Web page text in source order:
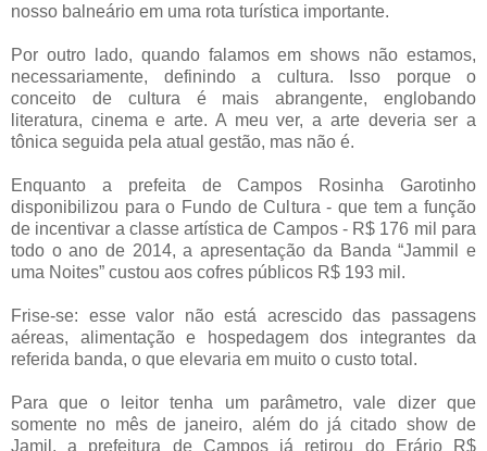
nosso balneário em uma rota turística importante.
Por outro lado, quando falamos em shows não estamos,
necessariamente, definindo a cultura. Isso porque o
conceito de cultura é mais abrangente, englobando
literatura, cinema e arte. A meu ver, a arte deveria ser a
tônica seguida pela atual gestão, mas não é.
Enquanto a prefeita de Campos Rosinha Garotinho
disponibilizou para o Fundo de Cultura - que tem a função
de incentivar a classe artística de Campos - R$ 176 mil para
todo o ano de 2014, a apresentação da Banda “Jammil e
uma Noites” custou aos cofres públicos R$ 193 mil.
Frise-se: esse valor não está acrescido das passagens
aéreas, alimentação e hospedagem dos integrantes da
referida banda, o que elevaria em muito o custo total.
Para que o leitor tenha um parâmetro, vale dizer que
somente no mês de janeiro, além do já citado show de
Jamil, a prefeitura de Campos já retirou do Erário R$